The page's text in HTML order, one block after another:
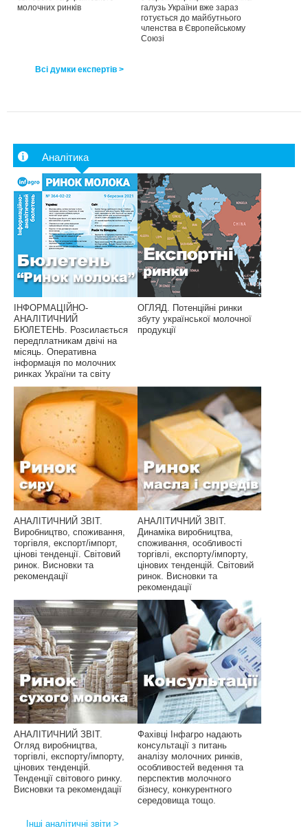
молочних ринків
галузь України вже зараз
готується до майбутнього
членства в Європейському
Союзі
Всі думки експертів >
Аналітика
ІНФОРМАЦІЙНО-
АНАЛІТИЧНИЙ
БЮЛЕТЕНЬ. Розсилається
передплатникам двічі на
місяць. Оперативна
інформація по молочних
ринках України та світу
ОГЛЯД. Потенційні ринки
збуту української молочної
продукції
АНАЛІТИЧНИЙ ЗВІТ.
Виробництво, споживання,
торгівля, експорт/імпорт,
цінові тенденції. Світовий
ринок. Висновки та
рекомендації
АНАЛІТИЧНИЙ ЗВІТ.
Динаміка виробництва,
споживання, особливості
торгівлі, експорту/імпорту,
цінових тенденцій. Світовий
ринок. Висновки та
рекомендації
АНАЛІТИЧНИЙ ЗВІТ.
Огляд виробництва,
торгівлі, експорту/імпорту,
цінових тенденцій.
Тенденції світового ринку.
Висновки та рекомендації
Фахівці Інфагро надають
консультації з питань
аналізу молочних ринків,
особливостей ведення та
перспектив молочного
бізнесу, конкурентного
середовища тощо.
Інші аналітичні звіти >